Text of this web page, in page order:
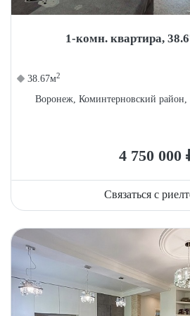
1-комн. квартира,
38.67м2
Воронеж, Коминтерновский район,
4 750 000
Связаться с